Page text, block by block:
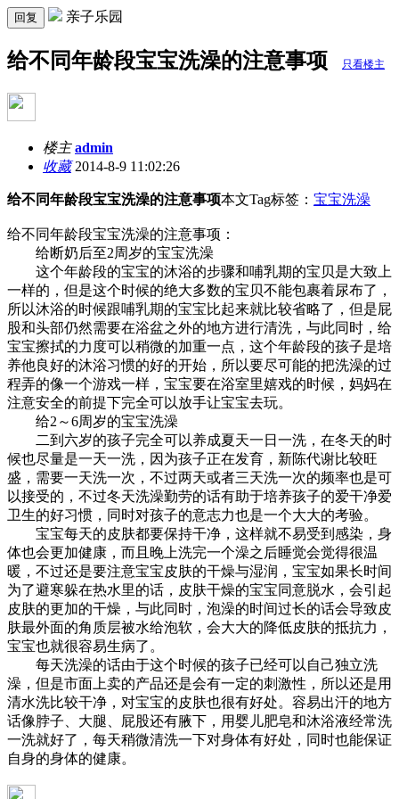
回复 亲子乐园
给不同年龄段宝宝洗澡的注意事项 只看楼主
楼主 admin
收藏2014-8-9 11:02:26
给不同年龄段宝宝洗澡的注意事项本文Tag标签： 宝宝洗澡
给不同年龄段宝宝洗澡的注意事项：
给断奶后至2周岁的宝宝洗澡
这个年龄段的宝宝的沐浴的步骤和哺乳期的宝贝是大致上
一样的，但是这个时候的绝大多数的宝贝不能包裹着尿布了，
所以沐浴的时候跟哺乳期的宝宝比起来就比较省略了，但是屁
股和头部仍然需要在浴盆之外的地方进行清洗，与此同时，给
宝宝擦拭的力度可以稍微的加重一点，这个年龄段的孩子是培
养他良好的沐浴习惯的好的开始，所以要尽可能的把洗澡的过
程弄的像一个游戏一样，宝宝要在浴室里嬉戏的时候，妈妈在
注意安全的前提下完全可以放手让宝宝去玩。
给2～6周岁的宝宝洗澡
二到六岁的孩子完全可以养成夏天一日一洗，在冬天的时
候也尽量是一天一洗，因为孩子正在发育，新陈代谢比较旺
盛，需要一天洗一次，不过两天或者三天洗一次的频率也是可
以接受的，不过冬天洗澡勤劳的话有助于培养孩子的爱干净爱
卫生的好习惯，同时对孩子的意志力也是一个大大的考验。
宝宝每天的皮肤都要保持干净，这样就不易受到感染，身
体也会更加健康，而且晚上洗完一个澡之后睡觉会觉得很温
暖，不过还是要注意宝宝皮肤的干燥与湿润，宝宝如果长时间
为了避寒躲在热水里的话，皮肤干燥的宝宝同意脱水，会引起
皮肤的更加的干燥，与此同时，泡澡的时间过长的话会导致皮
肤最外面的角质层被水给泡软，会大大的降低皮肤的抵抗力，
宝宝也就很容易生病了。
每天洗澡的话由于这个时候的孩子已经可以自己独立洗
澡，但是市面上卖的产品还是会有一定的刺激性，所以还是用
清水洗比较干净，对宝宝的皮肤也很有好处。容易出汗的地方
话像脖子、大腿、屁股还有腋下，用婴儿肥皂和沐浴液经常洗
一洗就好了，每天稍微清洗一下对身体有好处，同时也能保证
自身的身体的健康。